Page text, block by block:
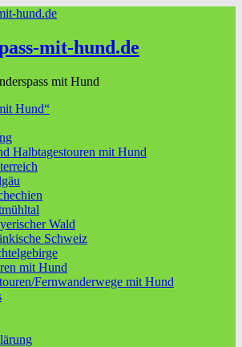
mit-hund.de
mit Hund
Hund“
Halbtagestouren mit Hund
Wald
Schweiz
mit Hund
Fernwanderwege mit Hund